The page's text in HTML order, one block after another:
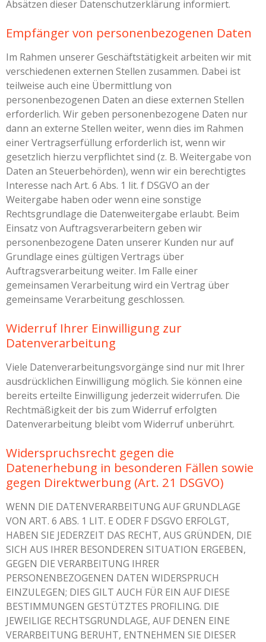
Absätzen dieser Datenschutzerklärung informiert.
Empfänger von personenbezogenen Daten
Im Rahmen unserer Geschäftstätigkeit arbeiten wir mit
verschiedenen externen Stellen zusammen. Dabei ist
teilweise auch eine Übermittlung von
personenbezogenen Daten an diese externen Stellen
erforderlich. Wir geben personenbezogene Daten nur
dann an externe Stellen weiter, wenn dies im Rahmen
einer Vertragserfüllung erforderlich ist, wenn wir
gesetzlich hierzu verpflichtet sind (z. B. Weitergabe von
Daten an Steuerbehörden), wenn wir ein berechtigtes
Interesse nach Art. 6 Abs. 1 lit. f DSGVO an der
Weitergabe haben oder wenn eine sonstige
Rechtsgrundlage die Datenweitergabe erlaubt. Beim
Einsatz von Auftragsverarbeitern geben wir
personenbezogene Daten unserer Kunden nur auf
Grundlage eines gültigen Vertrags über
Auftragsverarbeitung weiter. Im Falle einer
gemeinsamen Verarbeitung wird ein Vertrag über
gemeinsame Verarbeitung geschlossen.
Widerruf Ihrer Einwilligung zur
Datenverarbeitung
Viele Datenverarbeitungsvorgänge sind nur mit Ihrer
ausdrücklichen Einwilligung möglich. Sie können eine
bereits erteilte Einwilligung jederzeit widerrufen. Die
Rechtmäßigkeit der bis zum Widerruf erfolgten
Datenverarbeitung bleibt vom Widerruf unberührt.
Widerspruchsrecht gegen die
Datenerhebung in besonderen Fällen sowie
gegen Direktwerbung (Art. 21 DSGVO)
WENN DIE DATENVERARBEITUNG AUF GRUNDLAGE
VON ART. 6 ABS. 1 LIT. E ODER F DSGVO ERFOLGT,
HABEN SIE JEDERZEIT DAS RECHT, AUS GRÜNDEN, DIE
SICH AUS IHRER BESONDEREN SITUATION ERGEBEN,
GEGEN DIE VERARBEITUNG IHRER
PERSONENBEZOGENEN DATEN WIDERSPRUCH
EINZULEGEN; DIES GILT AUCH FÜR EIN AUF DIESE
BESTIMMUNGEN GESTÜTZTES PROFILING. DIE
JEWEILIGE RECHTSGRUNDLAGE, AUF DENEN EINE
VERARBEITUNG BERUHT, ENTNEHMEN SIE DIESER